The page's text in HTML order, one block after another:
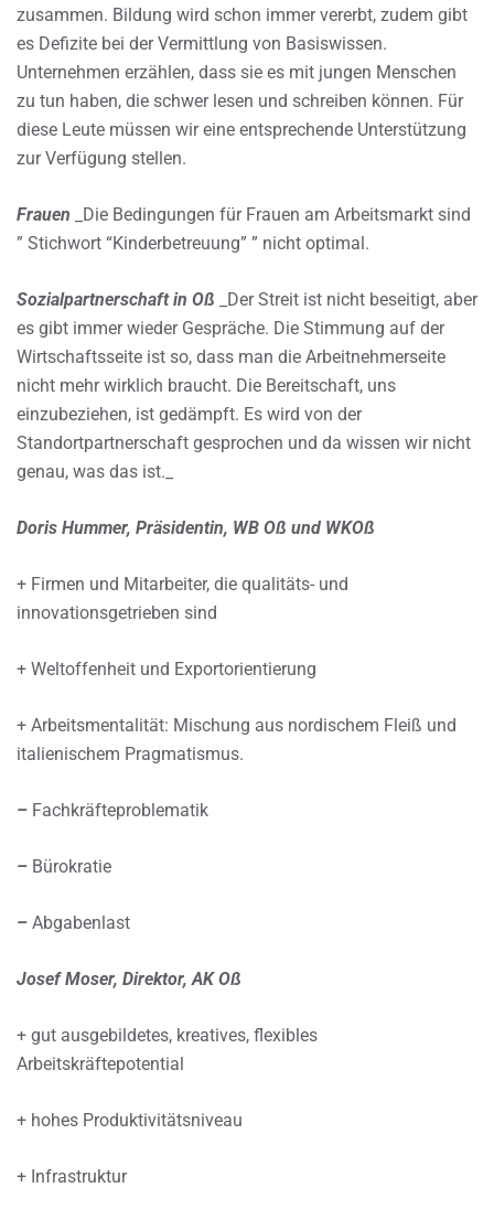
zusammen. Bildung wird schon immer vererbt, zudem gibt
es Defizite bei der Vermittlung von Basiswissen.
Unternehmen erzählen, dass sie es mit jungen Menschen
zu tun haben, die schwer lesen und schreiben können. Für
diese Leute müssen wir eine entsprechende Unterstützung
zur Verfügung stellen.
Frauen _Die Bedingungen für Frauen am Arbeitsmarkt sind
” Stichwort “Kinderbetreuung” ” nicht optimal.
Sozialpartnerschaft in Oß _Der Streit ist nicht beseitigt, aber
es gibt immer wieder Gespräche. Die Stimmung auf der
Wirtschaftsseite ist so, dass man die Arbeitnehmerseite
nicht mehr wirklich braucht. Die Bereitschaft, uns
einzubeziehen, ist gedämpft. Es wird von der
Standortpartnerschaft gesprochen und da wissen wir nicht
genau, was das ist._
Doris Hummer, Präsidentin, WB Oß und WKOß
+ Firmen und Mitarbeiter, die qualitäts- und
innovationsgetrieben sind
+ Weltoffenheit und Exportorientierung
+ Arbeitsmentalität: Mischung aus nordischem Fleiß und
italienischem Pragmatismus.
– Fachkräfteproblematik
– Bürokratie
– Abgabenlast
Josef Moser, Direktor, AK Oß
+ gut ausgebildetes, kreatives, flexibles
Arbeitskräftepotential
+ hohes Produktivitätsniveau
+ Infrastruktur